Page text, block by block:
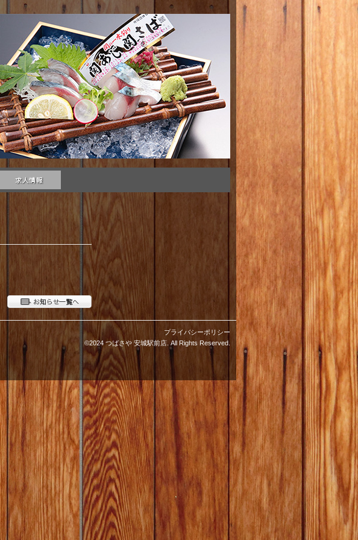
プライバシーポリシー
©2024 つばさや 安城駅前店. All Rights Reserved.